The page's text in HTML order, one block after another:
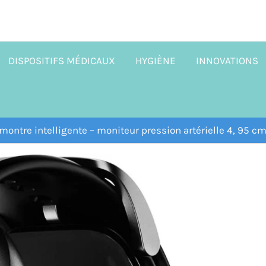
DISPOSITIFS MÉDICAUX HYGIÈNE INNOVATIONS
montre intelligente – moniteur pression artérielle 4, 95 cm